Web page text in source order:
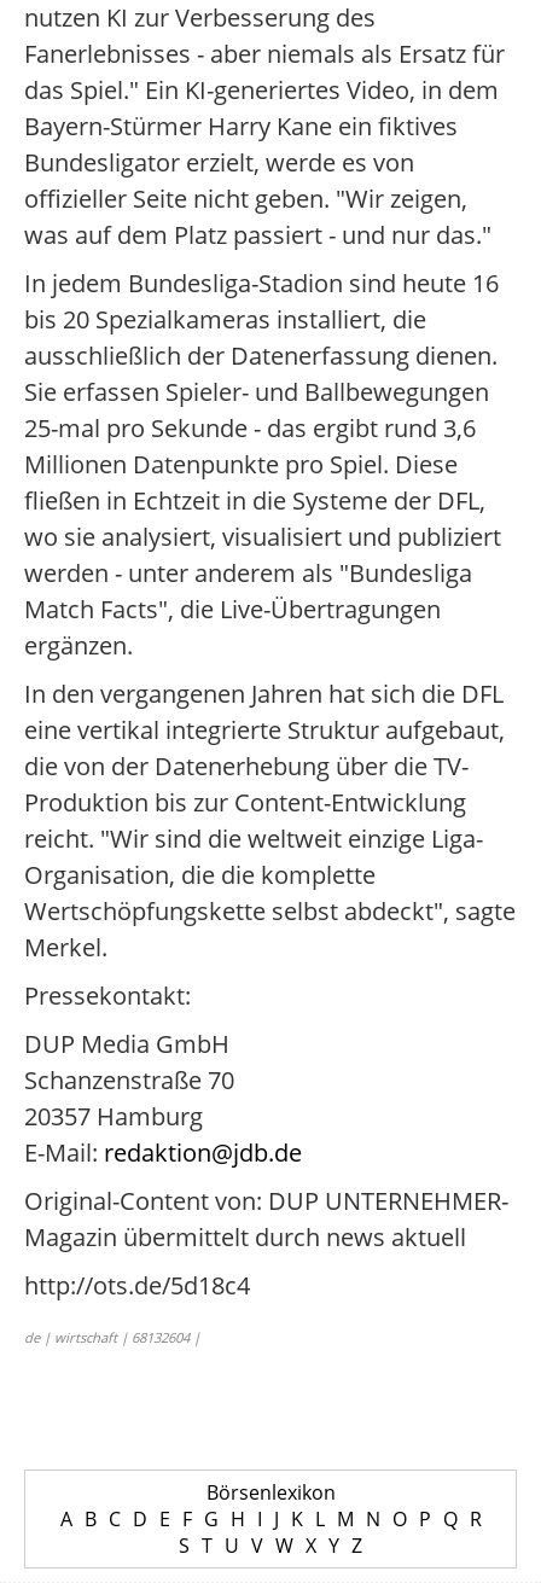
nutzen KI zur Verbesserung des
Fanerlebnisses - aber niemals als Ersatz für
das Spiel." Ein KI-generiertes Video, in dem
Bayern-Stürmer Harry Kane ein fiktives
Bundesligator erzielt, werde es von
offizieller Seite nicht geben. "Wir zeigen,
was auf dem Platz passiert - und nur das."
In jedem Bundesliga-Stadion sind heute 16
bis 20 Spezialkameras installiert, die
ausschließlich der Datenerfassung dienen.
Sie erfassen Spieler- und Ballbewegungen
25-mal pro Sekunde - das ergibt rund 3,6
Millionen Datenpunkte pro Spiel. Diese
fließen in Echtzeit in die Systeme der DFL,
wo sie analysiert, visualisiert und publiziert
werden - unter anderem als "Bundesliga
Match Facts", die Live-Übertragungen
ergänzen.
In den vergangenen Jahren hat sich die DFL
eine vertikal integrierte Struktur aufgebaut,
die von der Datenerhebung über die TV-
Produktion bis zur Content-Entwicklung
reicht. "Wir sind die weltweit einzige Liga-
Organisation, die die komplette
Wertschöpfungskette selbst abdeckt", sagte
Merkel.
Pressekontakt:
DUP Media GmbH
Schanzenstraße 70
20357 Hamburg
E-Mail: redaktion@jdb.de
Original-Content von: DUP UNTERNEHMER-
Magazin übermittelt durch news aktuell
http://ots.de/5d18c4
de | wirtschaft | 68132604 |
Börsenlexikon
A B C D E F G H I J K L M N O P Q R
S T U V W X Y Z